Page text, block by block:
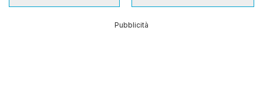
Pubblicità